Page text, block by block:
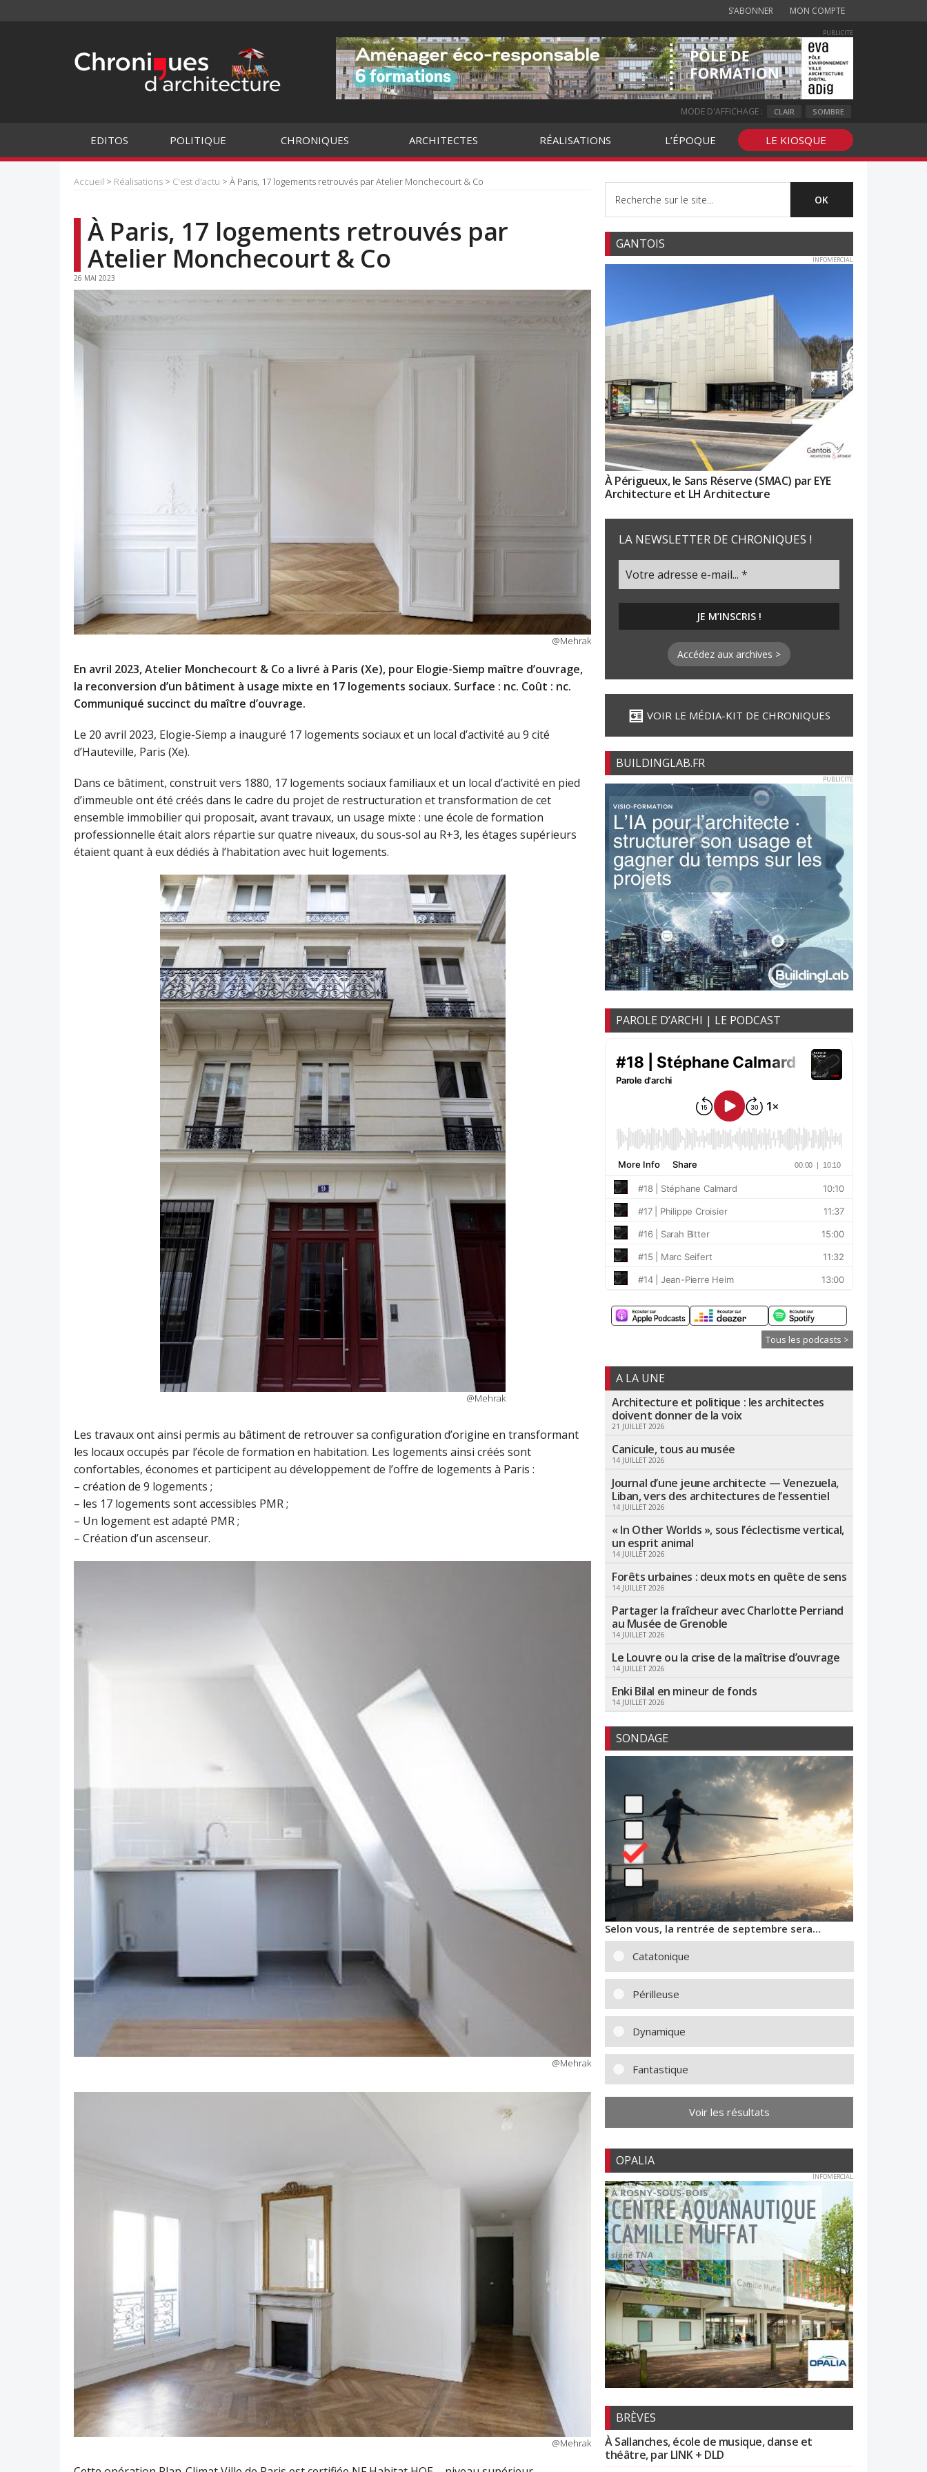
S’ABONNER MON COMPTE
PUBLICITE
MODE D'AFFICHAGE : CLAIR SOMBRE
EDITOS POLITIQUE CHRONIQUES ARCHITECTES RÉALISATIONS L’ÉPOQUE LE KIOSQUE
Accueil > Réalisations > C'est d'actu > À Paris, 17 logements retrouvés par Atelier Monchecourt & Co
À Paris, 17 logements retrouvés par
Atelier Monchecourt & Co
26 MAI 2023
@Mehrak
En avril 2023, Atelier Monchecourt & Co a livré à Paris (Xe), pour Elogie-Siemp maître d’ouvrage,
la reconversion d’un bâtiment à usage mixte en 17 logements sociaux. Surface : nc. Coût : nc.
Communiqué succinct du maître d’ouvrage.
Le 20 avril 2023, Elogie-Siemp a inauguré 17 logements sociaux et un local d’activité au 9 cité
d’Hauteville, Paris (Xe).
Dans ce bâtiment, construit vers 1880, 17 logements sociaux familiaux et un local d’activité en pied
d’immeuble ont été créés dans le cadre du projet de restructuration et transformation de cet
ensemble immobilier qui proposait, avant travaux, un usage mixte : une école de formation
professionnelle était alors répartie sur quatre niveaux, du sous-sol au R+3, les étages supérieurs
étaient quant à eux dédiés à l’habitation avec huit logements.
@Mehrak
Les travaux ont ainsi permis au bâtiment de retrouver sa configuration d’origine en transformant
les locaux occupés par l’école de formation en habitation. Les logements ainsi créés sont
confortables, économes et participent au développement de l’offre de logements à Paris :
– création de 9 logements ;
– les 17 logements sont accessibles PMR ;
– Un logement est adapté PMR ;
– Création d’un ascenseur.
@Mehrak
@Mehrak
GANTOIS
INFOMERCIAL
À Périgueux, le Sans Réserve (SMAC) par EYE
Architecture et LH Architecture
LA NEWSLETTER DE CHRONIQUES !
Accédez aux archives >
VOIR LE MÉDIA-KIT DE CHRONIQUES
BUILDINGLAB.FR
PUBLICITE
PAROLE D’ARCHI | LE PODCAST
Tous les podcasts >
A LA UNE
Architecture et politique : les architectes
doivent donner de la voix
21 JUILLET 2026
Canicule, tous au musée
14 JUILLET 2026
Journal d’une jeune architecte — Venezuela,
Liban, vers des architectures de l’essentiel
14 JUILLET 2026
« In Other Worlds », sous l’éclectisme vertical,
un esprit animal
14 JUILLET 2026
Forêts urbaines : deux mots en quête de sens
14 JUILLET 2026
Partager la fraîcheur avec Charlotte Perriand
au Musée de Grenoble
14 JUILLET 2026
Le Louvre ou la crise de la maîtrise d’ouvrage
14 JUILLET 2026
Enki Bilal en mineur de fonds
14 JUILLET 2026
SONDAGE
Selon vous, la rentrée de septembre sera…
Catatonique
Périlleuse
Dynamique
Fantastique
Voir les résultats
OPALIA
INFOMERCIAL
BRÈVES
À Sallanches, école de musique, danse et
théâtre, par LINK + DLD